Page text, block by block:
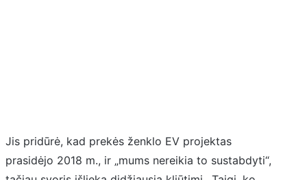
Jis pridūrė, kad prekės ženklo EV projektas
prasidėjo 2018 m., ir „mums nereikia to sustabdyti“,